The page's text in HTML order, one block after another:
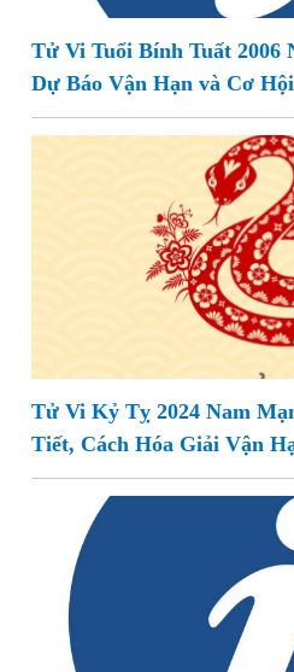
Tử Vi Tuổi Bính Tuất 2006
Dự Báo Vận Hạn và Cơ Hội
Tử Vi Kỷ Tỵ 2024 Nam
Tiết, Cách Hóa Giải Vận